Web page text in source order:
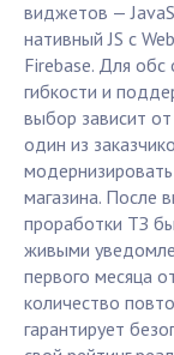
виджетов —
нативный JS с
Firebase. Для
гибкости и
выбор зависит
один из
магазина. После
проработки ТЗ
живыми
первого месяца
количество
гарантирует